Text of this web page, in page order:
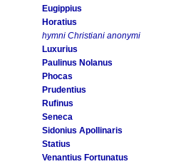
Eugippius
Horatius
hymni Christiani anonymi
Luxurius
Paulinus Nolanus
Phocas
Prudentius
Rufinus
Seneca
Sidonius Apollinaris
Statius
Venantius Fortunatus